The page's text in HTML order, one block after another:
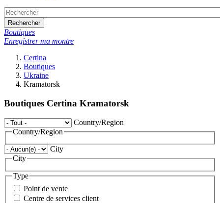
Rechercher
Boutiques
Enregistrer ma montre
Certina
Boutiques
Ukraine
Kramatorsk
Boutiques Certina Kramatorsk
Country/Region
Country/Region
City
City
Type
Point de vente
Centre de services client